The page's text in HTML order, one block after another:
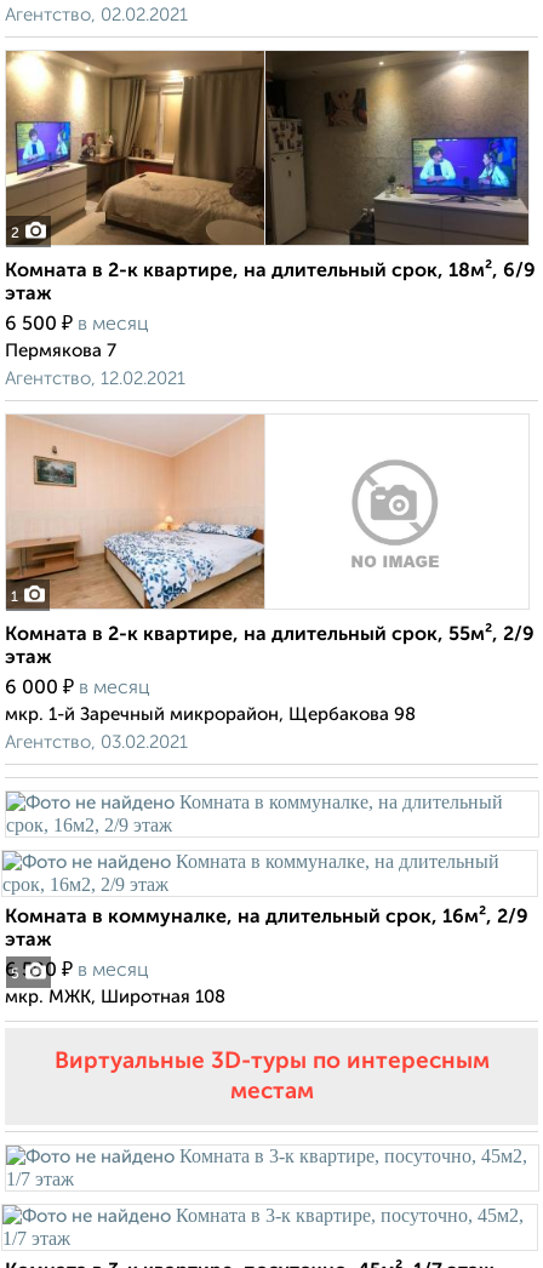
Агентство, 02.02.2021
2
Комната в 2-к квартире, на длительный срок, 18м², 6/9
этаж
6 500 ₽ в месяц
Пермякова 7
Агентство, 12.02.2021
1
Комната в 2-к квартире, на длительный срок, 55м², 2/9
этаж
6 000 ₽ в месяц
мкр. 1-й Заречный микрорайон, Щербакова 98
Агентство, 03.02.2021
5
Комната в коммуналке, на длительный срок, 16м², 2/9
этаж
6 500 ₽ в месяц
мкр. МЖК, Широтная 108
Виртуальные 3D-туры по интересным
местам